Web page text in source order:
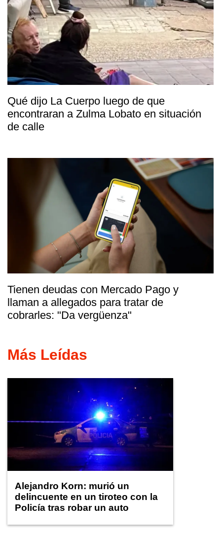
Qué dijo La Cuerpo luego de que
encontraran a Zulma Lobato en situación
de calle
Tienen deudas con Mercado Pago y
llaman a allegados para tratar de
cobrarles: "Da vergüenza"
Más Leídas
Alejandro Korn: murió un
delincuente en un tiroteo con la
Policía tras robar un auto